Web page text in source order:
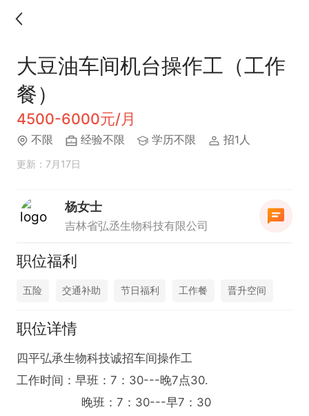
大豆油车间机台操作工（工作
餐）
4500-6000元/月
不限 经验不限 学历不限 招1人
更新：7月17日
杨女士
吉林省弘丞生物科技有限公司
职位福利
五险 交通补助 节日福利 工作餐 晋升空间
职位详情
四平弘承生物科技诚招车间操作工
工作时间：早班：7：30---晚7点30.
                  晚班：7：30---早7：30